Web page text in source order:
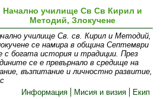
Начално училище Св Св Кирил и
Методий, Злокучене
училище Св. св. Кирил и Методий,
се намира в община Септември
с богата история и традиции. През
се е превърнало в средище на
възпитание и личностно развитие,
Информация
Мисия и визия Екип